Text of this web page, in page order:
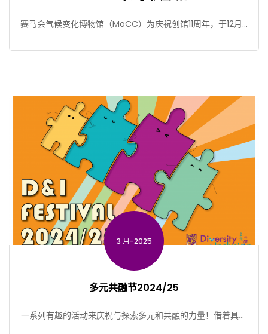
赛马会气候变化博物馆（MoCC）为庆祝创馆11周年，于12月7
3 月-2025
多元共融节2024/25
一系列有趣的活动来庆祝与探索多元和共融的力量！借着具启